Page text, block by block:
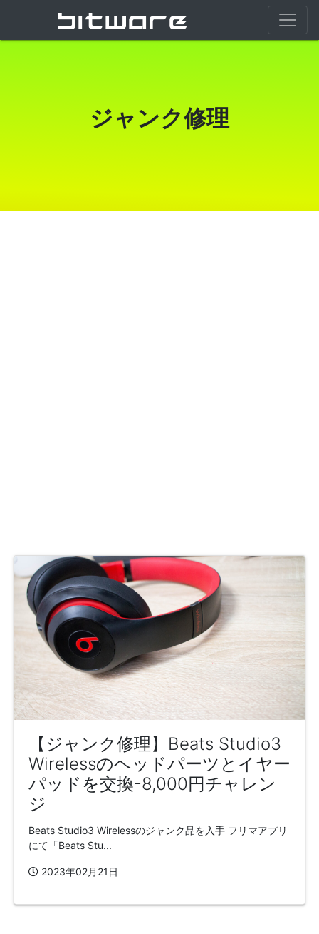
ジャンク修理
【ジャンク修理】Beats Studio3
Wirelessのヘッドパーツとイヤー
パッドを交換-8,000円チャレン
ジ
Beats Studio3 Wirelessのジャンク品を入手 フリマアプリ
にて「Beats Stu...
2023年02月21日